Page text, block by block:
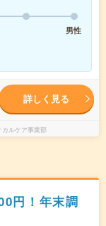
男性
詳しく見る
ルケア事業部
円！年末調